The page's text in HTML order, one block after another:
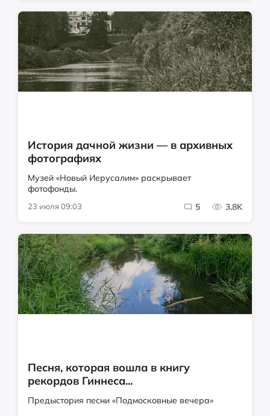
История дачной жизни — в архивных
фотографиях
Музей «Новый Иерусалим» раскрывает
фотофонды.
23 июля 09:03 5 3.8K
Песня, которая вошла в книгу
рекордов Гиннеса...
Предыстория песни «Подмосковные вечера»